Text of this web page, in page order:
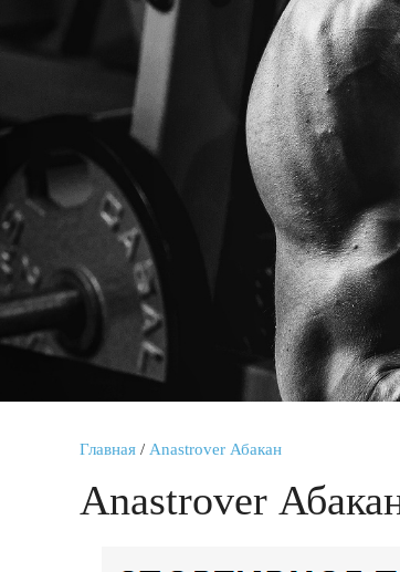
Главная / Anastrover Абакан
Anastrover